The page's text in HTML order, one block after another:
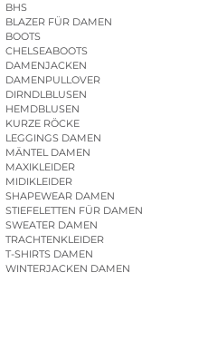
BHS
BLAZER FÜR DAMEN
BOOTS
CHELSEABOOTS
DAMENJACKEN
DAMENPULLOVER
DIRNDLBLUSEN
HEMDBLUSEN
KURZE RÖCKE
LEGGINGS DAMEN
MÄNTEL DAMEN
MAXIKLEIDER
MIDIKLEIDER
SHAPEWEAR DAMEN
STIEFELETTEN FÜR DAMEN
SWEATER DAMEN
TRACHTENKLEIDER
T-SHIRTS DAMEN
WINTERJACKEN DAMEN